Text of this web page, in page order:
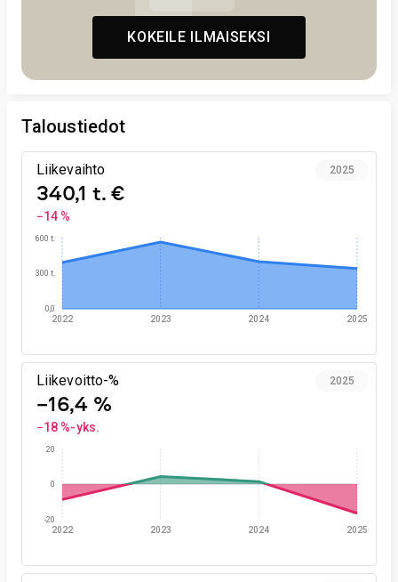
KOKEILE ILMAISEKSI
Taloustiedot
Liikevaihto
340,1 t. €
−14 %
2025
2022 2023 2024 2025
0,0
300 t.
600 t.
Liikevoitto-%
−16,4 %
−18 %-yks.
2025
2022 2023 2024 2025
-20
0
20